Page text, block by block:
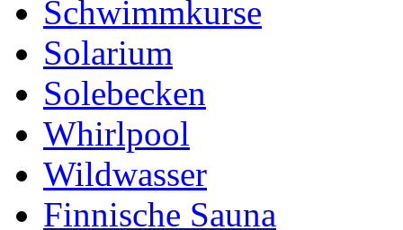
Schwimmkurse
Solarium
Solebecken
Whirlpool
Wildwasser
Finnische Sauna